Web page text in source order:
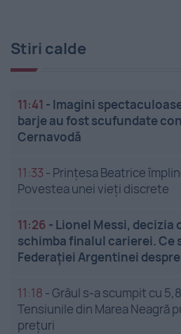
Stiri calde
11:41 - Imagini
barje au fost scufundate
Cernavodă
11:33 - Prințesa Beatrice
Povestea unei vieți discrete
11:26 - Lionel Messi, decizia
schimba finalul carierei. Ce
Federației Argentinei
11:18 -Grâul s-a scumpit cu
Tensiunile din Marea Neagră
prețuri